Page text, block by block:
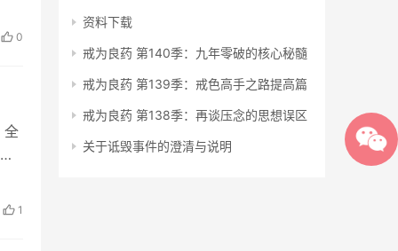
0
全
1
资料下载
戒为良药 第140季：九年零破的核心秘髓
戒为良药 第139季：戒色高手之路提高篇
戒为良药 第138季：再谈压念的思想误区
关于诋毁事件的澄清与说明